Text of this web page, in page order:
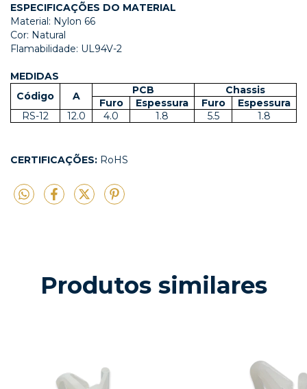
ESPECIFICAÇÕES DO MATERIAL
Material: Nylon 66
Cor: Natural
Flamabilidade: UL94V-2
MEDIDAS
Código
A PCB
Chassis
Furo
Espessura Furo
Espessura
RS-12
12.0 4.0 1.8 5.5 1.8
CERTIFICAÇÕES: RoHS
Produtos similares